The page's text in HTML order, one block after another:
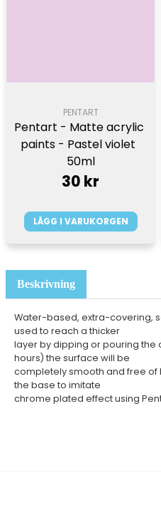
Beskrivning
Water-based, extra-covering,
used to reach a thicker
layer by dipping or pouring the
hours) the surface will be
completely smooth and free of
the base to imitate
chrome plated effect using
PENTART
Pentart - Matte acrylic
paints - Pastel violet
50ml
30 kr
LÄGG I VARUKORGEN